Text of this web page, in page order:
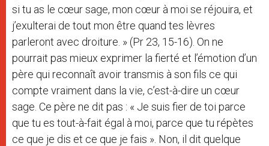
si tu as le cœur sage, mon cœur à moi se réjouira, et
j’exulterai de tout mon être quand tes lèvres
parleront avec droiture. » (Pr 23, 15-16). On ne
pourrait pas mieux exprimer la fierté et l’émotion d’un
père qui reconnaît avoir transmis à son fils ce qui
compte vraiment dans la vie, c’est-à-dire un cœur
sage. Ce père ne dit pas : « Je suis fier de toi parce
que tu es tout-à-fait égal à moi, parce que tu répètes
ce que je dis et ce que je fais ». Non, il dit quelque